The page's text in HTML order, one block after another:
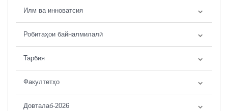
Илм ва инноватсия
Робитаҳои байналмилалӣ
Тарбия
Факултетҳо
Довталаб-2026